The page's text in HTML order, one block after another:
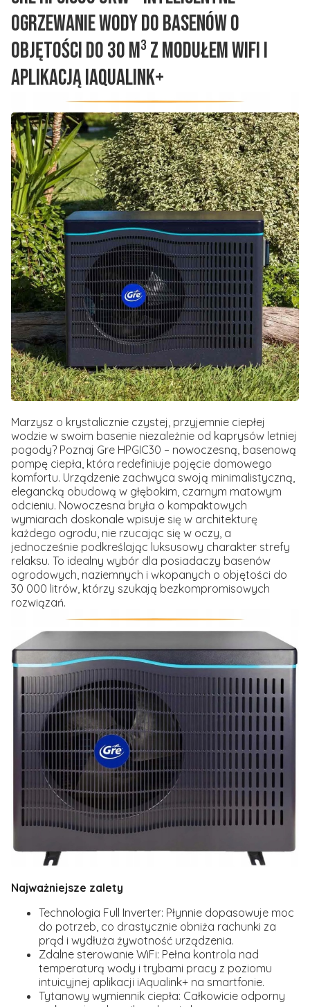
Ogrzewanie Wody do Basenów o
Objętości do 30 m³ z Modułem WiFi i
Aplikacją iAqualink+
Marzysz o krystalicznie czystej, przyjemnie ciepłej
wodzie w swoim basenie niezależnie od kaprysów letniej
pogody? Poznaj Gre HPGIC30 – nowoczesną, basenową
pompę ciepła, która redefiniuje pojęcie domowego
komfortu. Urządzenie zachwyca swoją minimalistyczną,
elegancką obudową w głębokim, czarnym matowym
odcieniu. Nowoczesna bryła o kompaktowych
wymiarach doskonale wpisuje się w architekturę
każdego ogrodu, nie rzucając się w oczy, a
jednocześnie podkreślając luksusowy charakter strefy
relaksu. To idealny wybór dla posiadaczy basenów
ogrodowych, naziemnych i wkopanych o objętości do
30 000 litrów, którzy szukają bezkompromisowych
rozwiązań.
Najważniejsze zalety
Technologia Full Inverter: Płynnie dopasowuje moc
do potrzeb, co drastycznie obniża rachunki za
prąd i wydłuża żywotność urządzenia.
Zdalne sterowanie WiFi: Pełna kontrola nad
temperaturą wody i trybami pracy z poziomu
intuicyjnej aplikacji iAqualink+ na smartfonie.
Tytanowy wymiennik ciepła: Całkowicie odporny